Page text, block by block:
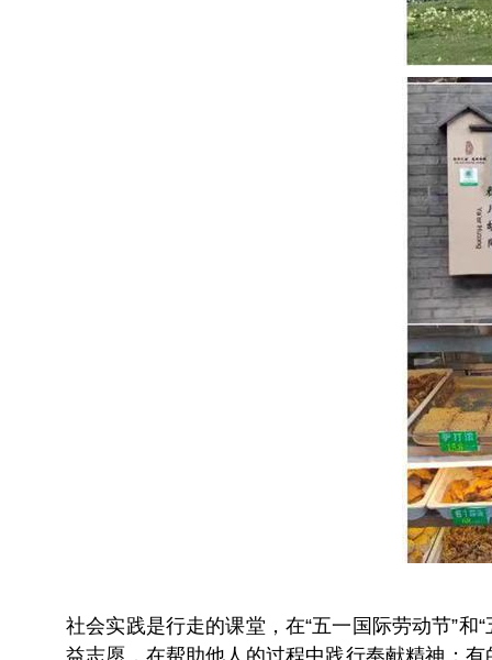
社会实践是行走的课堂，在“五一国际劳动节”
益志愿，在帮助他人的过程中践行奉献精神；